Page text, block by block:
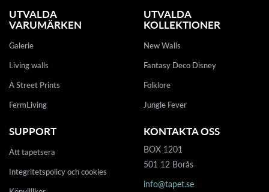
UTVALDA
VARUMÄRKEN
Galerie
Living walls
A Street Prints
FermLiving
UTVALDA
KOLLEKTIONER
New Walls
Fantasy Deco Disney
Folklore
Jungle Fever
SUPPORT
Att tapetsera
Integritetspolicy och cookies
KONTAKTA OSS
BOX 1201
501 12 Borås
info@tapet.se